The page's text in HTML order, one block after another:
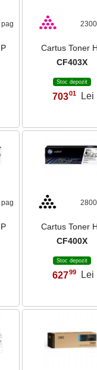
Cartus Toner
CF403X
Stoc depozit
70301 Lei
Cartus Toner
CF400X
Stoc depozit
62799 Lei